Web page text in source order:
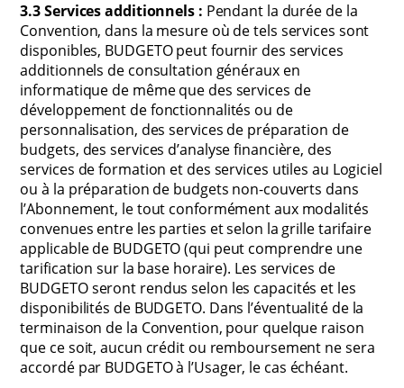
3.3 Services additionnels : Pendant la durée de la
Convention, dans la mesure où de tels services sont
disponibles, BUDGETO peut fournir des services
additionnels de consultation généraux en
informatique de même que des services de
développement de fonctionnalités ou de
personnalisation, des services de préparation de
budgets, des services d’analyse financière, des
services de formation et des services utiles au Logiciel
ou à la préparation de budgets non-couverts dans
l’Abonnement, le tout conformément aux modalités
convenues entre les parties et selon la grille tarifaire
applicable de BUDGETO (qui peut comprendre une
tarification sur la base horaire). Les services de
BUDGETO seront rendus selon les capacités et les
disponibilités de BUDGETO. Dans l’éventualité de la
terminaison de la Convention, pour quelque raison
que ce soit, aucun crédit ou remboursement ne sera
accordé par BUDGETO à l’Usager, le cas échéant.